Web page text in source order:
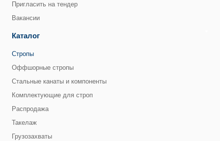
Пригласить на тендер
Вакансии
Каталог
Стропы
Оффшорные стропы
Стальные канаты и компоненты
Комплектующие для строп
Распродажа
Такелаж
Грузозахваты